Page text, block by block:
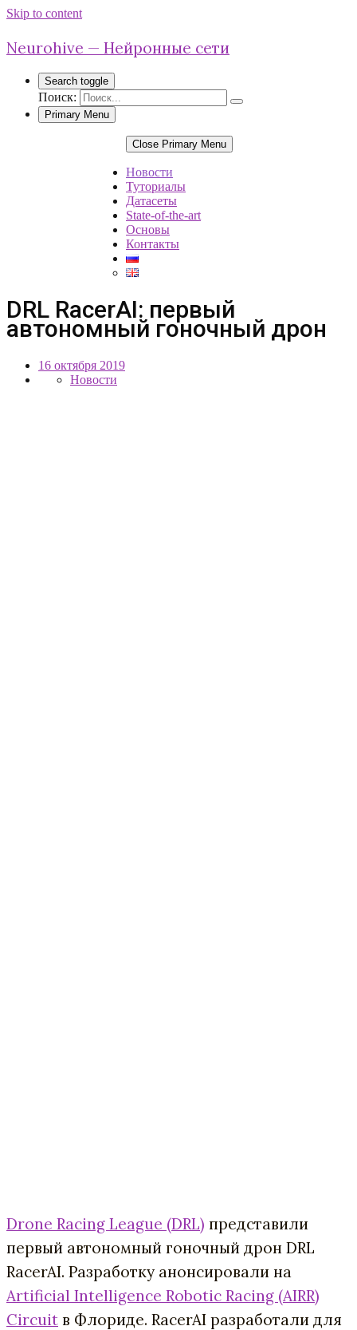
Skip to content
Neurohive — Нейронные сети
Search toggle
Поиск:
Primary Menu
Close Primary Menu
Новости
Туториалы
Датасеты
State-of-the-art
Основы
Контакты
DRL RacerAI: первый
автономный гоночный дрон
16 октября 2019
Новости
Drone Racing League (DRL) представили
первый автономный гоночный дрон DRL
RacerAI. Разработку анонсировали на
Artificial Intelligence Robotic Racing (AIRR)
Circuit в Флориде. RacerAI разработали для